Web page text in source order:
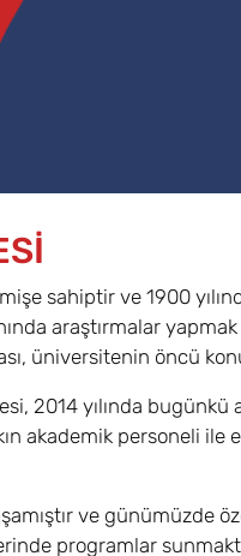
sahiptir ve 1900
araştırmalar
üniversitenin öncü
2014 yılında bugünkü
akademik personeli ile
ve günümüzde
programlar